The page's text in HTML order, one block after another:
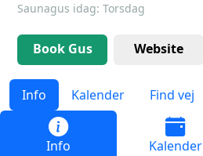
Saunagus idag: Torsdag
Book Gus Website
Info Kalender Find vej
Info Kalender